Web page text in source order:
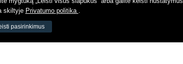
Apie Aeromix
Kontaktai
skiltyje Privatumo politika .
pasirinkimus